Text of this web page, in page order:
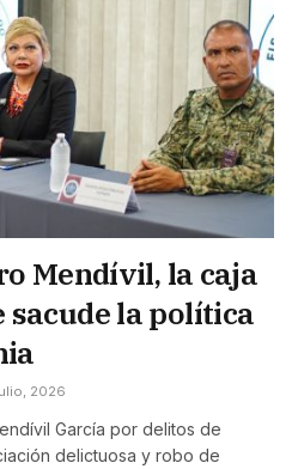
Mendívil, la caja
sacude la política
2026
García por delitos de
delictuosa y robo de